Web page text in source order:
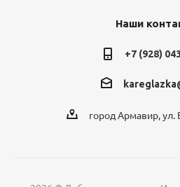
Наши
+7 (928)
город Армавир, ул.